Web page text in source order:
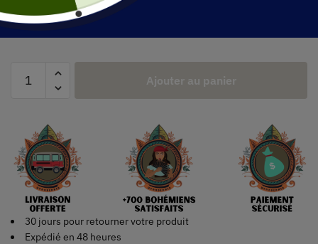
Ajouter au panier
30 jours pour retourner votre produit
Expédié en 48 heures